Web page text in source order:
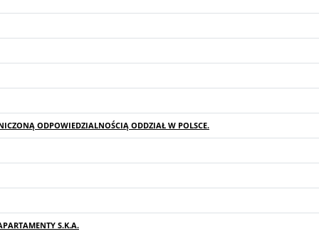
ODPOWIEDZIALNOŚCIĄ ODDZIAŁ W POLSCE.
S.K.A.